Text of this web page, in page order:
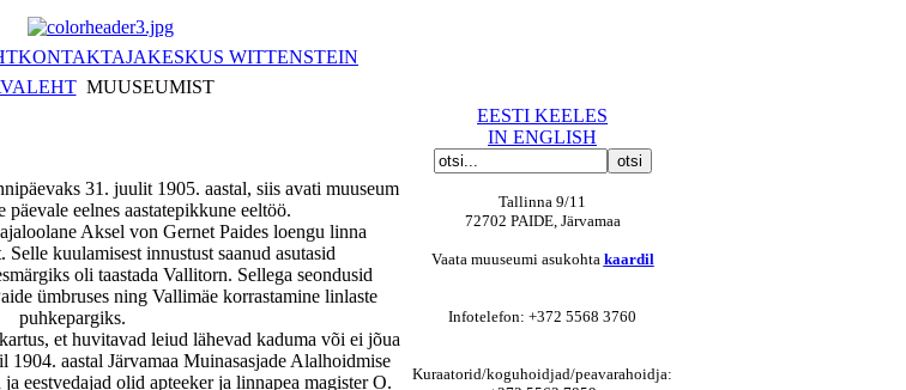
KONTAKTAJAKESKUS WITTENSTEIN
MUUSEUMIST
31. juulit 1905. aastal, siis avati muuseum
päevale eelnes aastatepikkune eeltöö.
Aksel von Gernet Paides loengu linna
Selle kuulamisest innustust saanud asutasid
oli taastada Vallitorn. Sellega seondusid
ümbruses ning Vallimäe korrastamine linlaste
puhkepargiks.
et huvitavad leiud lähevad kaduma või ei jõua
aastal Järvamaa Muinasasjade Alalhoidmise
eestvedajad olid apteeker ja linnapea magister O.
EESTI KEELES
IN ENGLISH
Tallinna 9/11
72702 PAIDE, Järvamaa
Vaata muuseumi asukohta kaardil
Infotelefon: +372 5568 3760
Kuraatorid/koguhoidjad/peavarahoidja: